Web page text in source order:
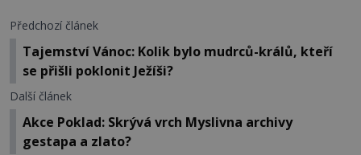
Předchozí článek
Tajemství Vánoc: Kolik bylo mudrců-králů, kteří
se přišli poklonit Ježíši?
Další článek
Akce Poklad: Skrývá vrch Myslivna archivy
gestapa a zlato?